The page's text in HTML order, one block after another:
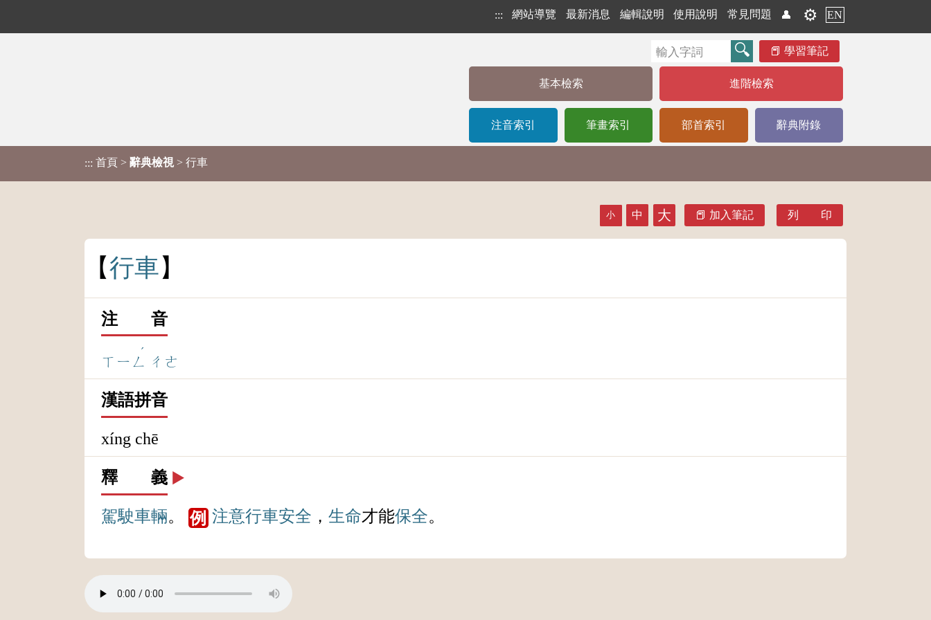
::: 網站導覽 最新消息 編輯說明 使用說明 常見問題 👤 ⚙️ EN
學習筆記
基本檢索 進階檢索
注音索引 筆畫索引 部首索引 辭典附錄
::: 首頁 > 辭典檢視 > 行車
小 中 大 加入筆記 列 印
行車
注 音
ㄒㄧㄥ
ˊ
ㄔㄜ
漢語拼音
xíng chē
釋 義 ▶️
駕駛車輛。 例 注意行車安全 ， 生命才能保全。